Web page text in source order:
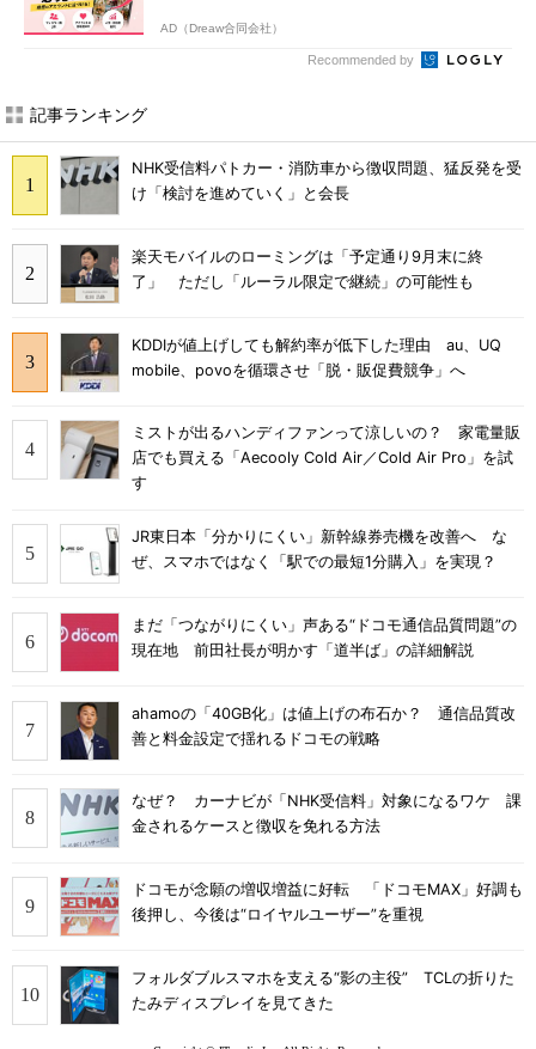
AD（Dreaw合同会社）
Recommended by
記事ランキング
NHK受信料パトカー・消防車から徴収問題、猛反発を受
け「検討を進めていく」と会長
楽天モバイルのローミングは「予定通り9月末に終
了」 ただし「ルーラル限定で継続」の可能性も
KDDIが値上げしても解約率が低下した理由 au、UQ
mobile、povoを循環させ「脱・販促費競争」へ
ミストが出るハンディファンって涼しいの？ 家電量販
店でも買える「Aecooly Cold Air／Cold Air Pro」を試
す
JR東日本「分かりにくい」新幹線券売機を改善へ な
ぜ、スマホではなく「駅での最短1分購入」を実現？
まだ「つながりにくい」声ある“ドコモ通信品質問題”の
現在地 前田社長が明かす「道半ば」の詳細解説
ahamoの「40GB化」は値上げの布石か？ 通信品質改
善と料金設定で揺れるドコモの戦略
なぜ？ カーナビが「NHK受信料」対象になるワケ 課
金されるケースと徴収を免れる方法
ドコモが念願の増収増益に好転 「ドコモMAX」好調も
後押し、今後は“ロイヤルユーザー”を重視
フォルダブルスマホを支える“影の主役” TCLの折りた
たみディスプレイを見てきた